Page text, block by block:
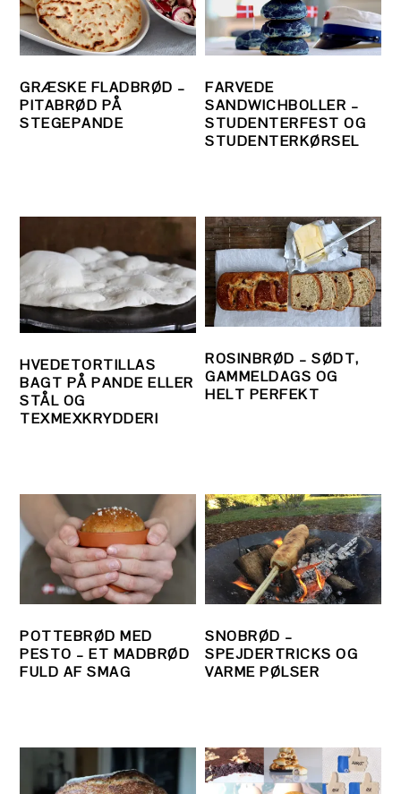
GRÆSKE FLADBRØD –
PITABRØD PÅ
STEGEPANDE
FARVEDE
SANDWICHBOLLER –
STUDENTERFEST OG
STUDENTERKØRSEL
HVEDETORTILLAS
BAGT PÅ PANDE ELLER
STÅL OG
TEXMEXKRYDDERI
ROSINBRØD – SØDT,
GAMMELDAGS OG
HELT PERFEKT
POTTEBRØD MED
PESTO – ET MADBRØD
FULD AF SMAG
SNOBRØD –
SPEJDERTRICKS OG
VARME PØLSER